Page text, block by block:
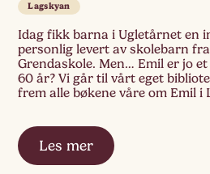
Lagskyan
Idag fikk barna i Ugletårnet en
personlig levert av skolebarn
Grendaskole. Men… Emil er jo
60 år? Vi går til vårt eget
frem alle bøkene våre om Emil i
Les mer